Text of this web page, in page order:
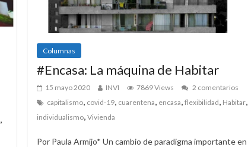
,
Columnas
#Encasa: La máquina de Habitar
15 mayo 2020 INVI 7869 Views
2 comentarios
capitalismo, covid-19, cuarentena, encasa,flexibilidad, Habitar,
individualismo,Vivienda
Por Paula Armijo* Un cambio de paradigma importante en